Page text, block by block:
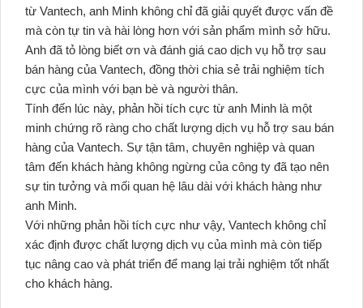
từ Vantech, anh Minh không chỉ đã giải quyết được vấn đề
mà còn tự tin và hài lòng hơn với sản phẩm mình sở hữu.
Anh đã tỏ lòng biết ơn và đánh giá cao dịch vụ hỗ trợ sau
bán hàng của Vantech, đồng thời chia sẻ trải nghiệm tích
cực của mình với bạn bè và người thân.
Tính đến lúc này, phản hồi tích cực từ anh Minh là một
minh chứng rõ ràng cho chất lượng dịch vụ hỗ trợ sau bán
hàng của Vantech. Sự tận tâm, chuyên nghiệp và quan
tâm đến khách hàng không ngừng của công ty đã tạo nên
sự tin tưởng và mối quan hệ lâu dài với khách hàng như
anh Minh.
Với những phản hồi tích cực như vậy, Vantech không chỉ
xác định được chất lượng dịch vụ của mình mà còn tiếp
tục nâng cao và phát triển để mang lại trải nghiệm tốt nhất
cho khách hàng.